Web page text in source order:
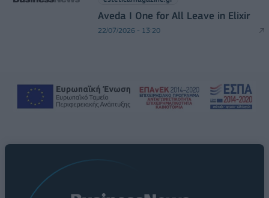
Aveda I One for All Leave in Elixir
22/07/2026 - 13:20